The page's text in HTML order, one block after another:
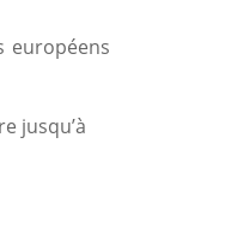
européens
jusqu’à